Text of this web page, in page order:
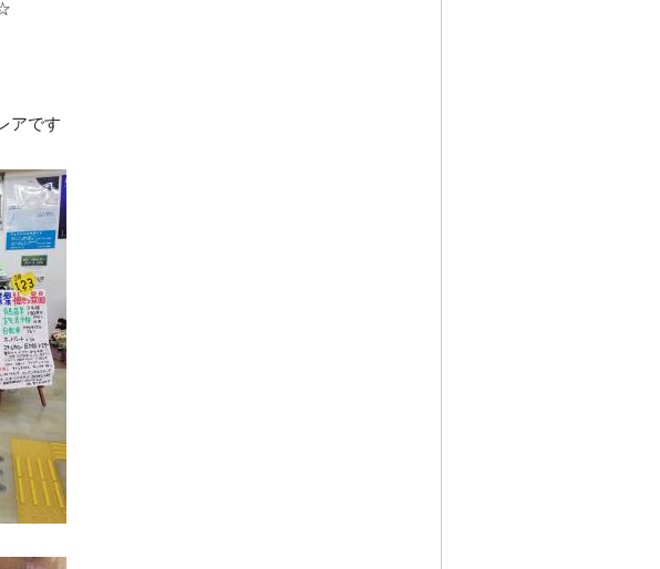
アです